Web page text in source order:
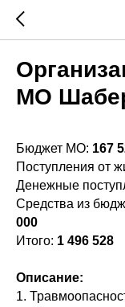
МО
Бюджет МО: 167
Поступления от
Денежные
Средства из
000
Итого: 1 496 528
Описание:
1.